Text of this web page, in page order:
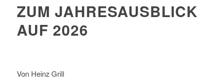
ZUM JAHRESAUSBLICK
AUF 2026
Von Heinz Grill